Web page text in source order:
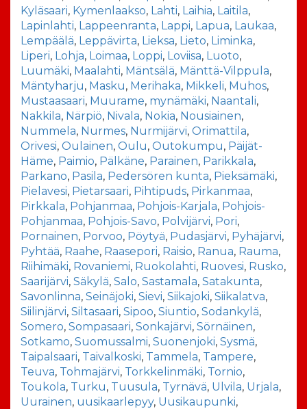
Kyläsaari, Kymenlaakso, Lahti, Laihia, Laitila,
Lapinlahti, Lappeenranta, Lappi, Lapua, Laukaa,
Lempäälä, Leppävirta, Lieksa, Lieto, Liminka,
Liperi, Lohja, Loimaa, Loppi, Loviisa, Luoto,
Luumäki, Maalahti, Mäntsälä, Mänttä-Vilppula,
Mäntyharju, Masku, Merihaka, Mikkeli, Muhos,
Mustaasaari, Muurame, mynämäki, Naantali,
Nakkila, Närpiö, Nivala, Nokia, Nousiainen,
Nummela, Nurmes, Nurmijärvi, Orimattila,
Orivesi, Oulainen, Oulu, Outokumpu, Päijät-
Häme, Paimio, Pälkäne, Parainen, Parikkala,
Parkano, Pasila, Pedersören kunta, Pieksämäki,
Pielavesi, Pietarsaari, Pihtipuds, Pirkanmaa,
Pirkkala, Pohjanmaa, Pohjois-Karjala, Pohjois-
Pohjanmaa, Pohjois-Savo, Polvijärvi, Pori,
Pornainen, Porvoo, Pöytyä, Pudasjärvi, Pyhäjärvi,
Pyhtää, Raahe, Raasepori, Raisio, Ranua, Rauma,
Riihimäki, Rovaniemi, Ruokolahti, Ruovesi, Rusko,
Saarijärvi, Säkylä, Salo, Sastamala, Satakunta,
Savonlinna, Seinäjoki, Sievi, Siikajoki, Siikalatva,
Siilinjärvi, Siltasaari, Sipoo, Siuntio, Sodankylä,
Somero, Sompasaari, Sonkajärvi, Sörnäinen,
Sotkamo, Suomussalmi, Suonenjoki, Sysmä,
Taipalsaari, Taivalkoski, Tammela, Tampere,
Teuva, Tohmajärvi, Torkkelinmäki, Tornio,
Toukola, Turku, Tuusula, Tyrnävä, Ulvila, Urjala,
Uurainen, uusikaarlepyy, Uusikaupunki,